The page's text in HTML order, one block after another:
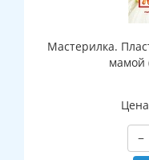
Мастерилка.
мамой
−